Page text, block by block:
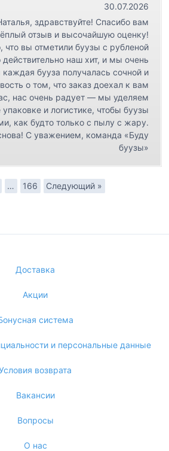
30.07.2026
здравствуйте! Спасибо вам
отзыв и высочайшую оценку!
что вы отметили буузы с рубленой
наш хит, и мы очень
бууза получалась сочной и
о том, что заказ доехал к вам
нас очень радует — мы уделяем
и логистике, чтобы буузы
как будто только с пылу с жару.
С уважением, команда «Буду
буузы»
… 166 Следующий »
Доставка
Акции
система
и персональные данные
возврата
Вакансии
Вопросы
О нас